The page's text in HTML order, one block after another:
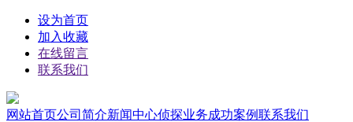
设为首页
加入收藏
在线留言
联系我们
网站首页公司简介新闻中心侦探业务成功案例联系我们